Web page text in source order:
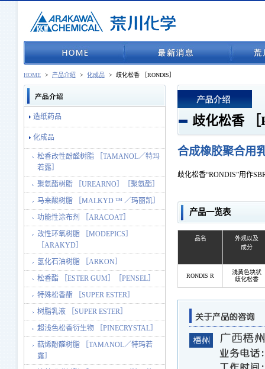
HOME > 产品介绍 > 化成品 > 歧化松香 ［RONDIS］
歧化松香 ［
合成橡胶聚合用
歧化松香“RONDIS”用作
产品一览表
品名
外观以及
成分
RONDIS R
浅黄色块状
歧化松香
造纸药品
化成品
松香改性酚醛树脂 ［TAMANOL／特玛
若露］
聚氨酯树脂 ［UREARNO］［聚氨酯］
马来酸树脂 ［MALKYD ™ ／玛丽凯］
功能性涂布剂 ［ARACOAT］
改性环氧树脂 ［MODEPICS］
［ARAKYD］
氢化石油树脂 ［ARKON］
松香酯 ［ESTER GUM］［PENSEL］
特殊松香酯 ［SUPER ESTER］
树脂乳液 ［SUPER ESTER］
超浅色松香衍生物 ［PINECRYSTAL］
萜烯酚醛树脂 ［TAMANOL／特玛若
露］